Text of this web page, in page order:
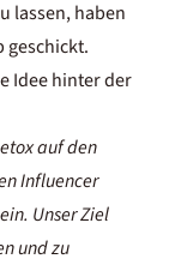
lassen, haben
geschickt.
Idee hinter der
auf den
Influencer
Unser Ziel
und zu